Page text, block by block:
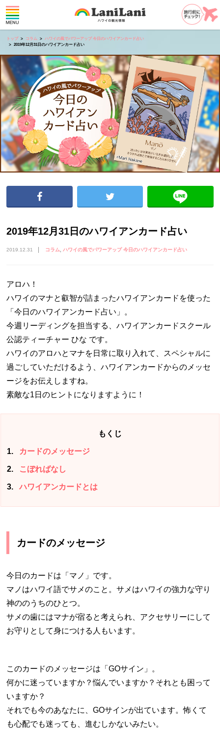
トップ コラム
ハワイの風でパワーアップ 今日のハワイアンカード占い
2019年12月31日のハワイアンカード占い
2019年12月31日のハワイアンカード占い
2019.12.31 コラム ハワイの風でパワーアップ 今日のハワイアンカード占い
アロハ！
ハワイのマナと叡智が詰まったハワイアンカードを使った
「今日のハワイアンカード占い」。
今週リーディングを担当する、ハワイアンカードスクール
公認ティーチャー ひな です。
ハワイのアロハとマナを日常に取り入れて、スペシャルに
過ごしていただけるよう、ハワイアンカードからのメッセ
ージをお伝えしますね。
素敵な1日のヒントになりますように！
もくじ
1 カードのメッセージ
2 こぼればなし
3 ハワイアンカードとは
カードのメッセージ
今日のカードは「マノ」です。
マノはハワイ語でサメのこと。サメはハワイの強力な守り
神ののうちのひとつ。
サメの歯にはマナが宿ると考えられ、アクセサリーにして
お守りとして身につける人もいます。
このカードのメッセージは「GOサイン」。
何かに迷っていますか？悩んでいますか？それとも困って
いますか？
それでも今のあなたに、GOサインが出ています。怖くて
も心配でも迷っても、進むしかないみたい。